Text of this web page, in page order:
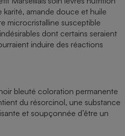
karité, amande douce et huile
microcristalline susceptible
dont certains seraient
induire des réactions
bleuté coloration permanente
du résorcinol, une substance
et soupçonnée d’être un